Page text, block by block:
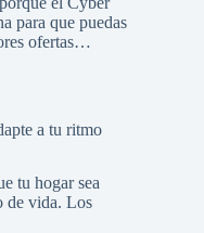
para que puedas
ofertas…
a tu ritmo
tu hogar sea
de vida. Los